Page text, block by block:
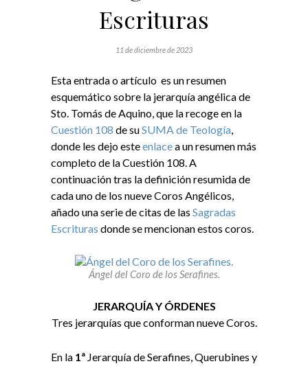
Escrituras
11 de diciembre de 2023
Esta entrada o artículo es un resumen
esquemático sobre la jerarquía angélica de
Sto. Tomás de Aquino, que la recoge en la
Cuestión 108 de suSUMA de Teología,
donde les dejo esteenlacea un resumen más
completo de la Cuestión 108. A
continuación tras la definición resumida de
cada uno de los nueve Coros Angélicos,
añado una serie de citas de las Sagradas
Escrituras donde se mencionan estos coros.
Ángel del Coro de los Serafines.
JERARQUÍA Y ÓRDENES
Tres jerarquías que conforman nueve Coros.
En la 1ª Jerarquía de Serafines, Querubines y